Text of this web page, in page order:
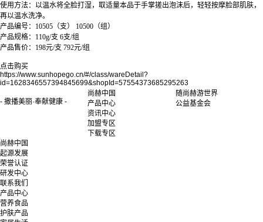
使用方法：以温水将全脸打湿，取适量本品于手掌搓出泡沫后，轻轻按摩脸部肌肤，
再以温水洗净。
产品编号：10505（支） 10500（组）
产品规格：110g/支 6支/组
产品售价：198元/支 792元/组
点击购买
https://www.sunhopego.cn/#/class/wareDetail?
id=1628346557394845699&shopId=57554373685295263
- 撒播美丽·奉献健康 -
尚赫中国
产品中心
资讯中心
加盟专区
下载专区
随尚赫游世界
公益基金会
尚赫中国
起源发展
荣誉认证
研发中心
联系我们
产品中心
营养食品
护肤产品